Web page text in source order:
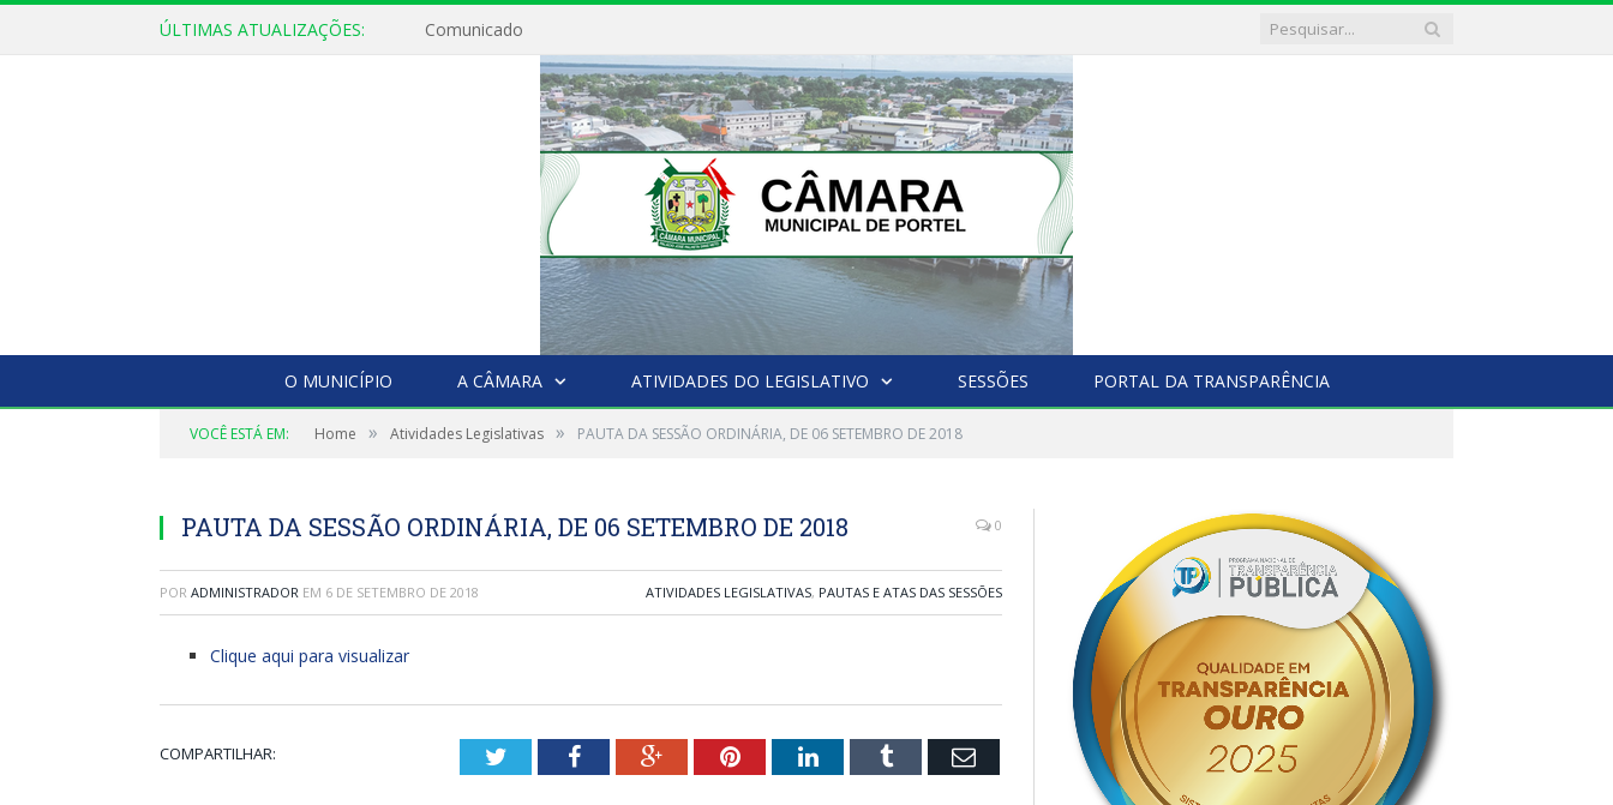
ÚLTIMAS ATUALIZAÇÕES: Comunicado
O MUNICÍPIO A CÂMARA ATIVIDADES DO LEGISLATIVO SESSÕES PORTAL DA TRANSPARÊNCIA
VOCÊ ESTÁ EM: Home » Atividades Legislativas » PAUTA DA SESSÃO ORDINÁRIA, DE 06 SETEMBRO DE 2018
PAUTA DA SESSÃO ORDINÁRIA, DE 06 SETEMBRO DE 2018 0
POR ADMINISTRADOR EM 6 DE SETEMBRO DE 2018 ATIVIDADES LEGISLATIVAS, PAUTAS E ATAS DAS SESSÕES
Clique aqui para visualizar
COMPARTILHAR: TwitterFacebookGoogle+PinterestLinkedInTumblr Email